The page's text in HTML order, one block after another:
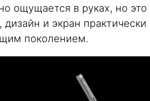
ощущается в руках, но
и экран
поколением.